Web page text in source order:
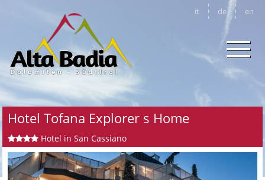
it de en
Hotel Tofana Explorer s Home
Hotel in San Cassiano